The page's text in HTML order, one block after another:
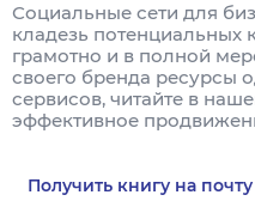
Социальные сети для
кладезь потенциальных
грамотно и в полной
своего бренда ресурсы
сервисов, читайте в
эффективное
Получить книгу на почту